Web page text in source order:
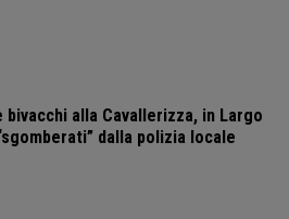
bivacchi alla Cavallerizza, in Largo
dalla polizia locale